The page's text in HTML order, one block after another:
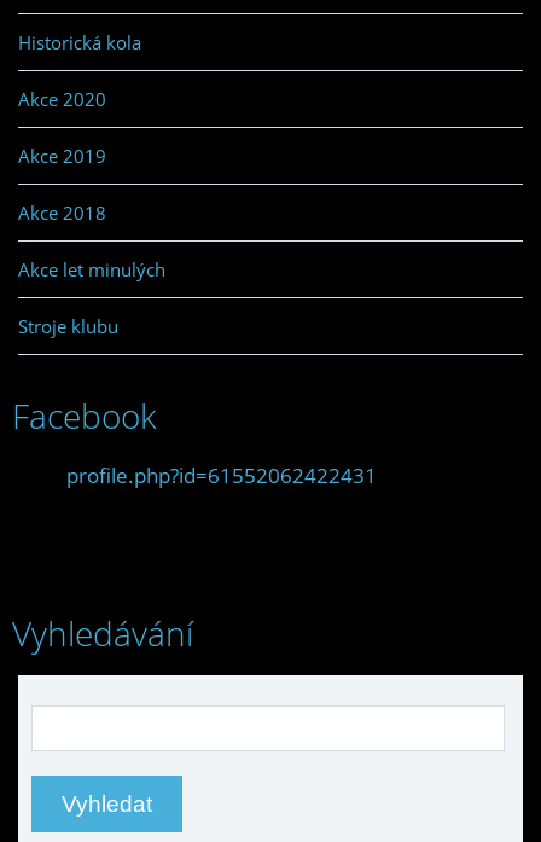
Historická kola
Akce 2020
Akce 2019
Akce 2018
Akce let minulých
Stroje klubu
Facebook
profile.php?id=61552062422431
Vyhledávání